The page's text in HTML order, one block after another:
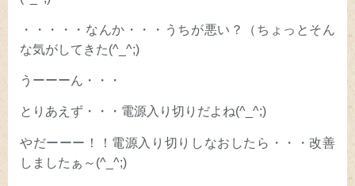
・・・・・なんか・・・うちが悪い？（ちょっとそん
な気がしてきた(^_^;)
うーーーん・・・
とりあえず・・・電源入り切りだよね(^_^;)
やだーーー！！電源入り切りしなおしたら・・・改善
しましたぁ～(^_^;)